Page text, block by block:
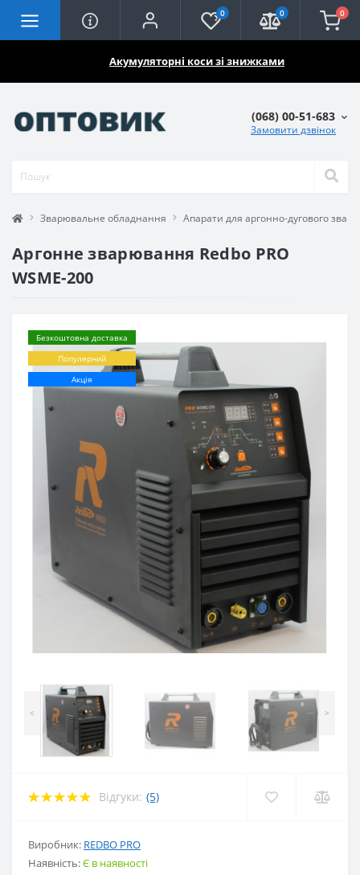
Акумуляторні коси зі знижками
0 0 0
(068) 00-51-683
Замовити дзвінок
Зварювальне обладнання Апарати для аргонно-дугового
Аргонне зварювання Redbo PRO
WSME-200
Безкоштовна доставка
Популярний
Акція
< >
Відгуки: (5)
Виробник: REDBO PRO
Наявність:Є в наявності